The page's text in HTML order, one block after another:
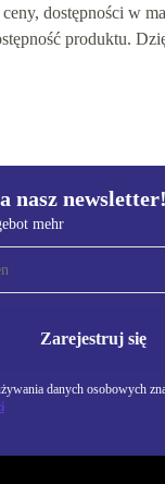
dostępności w
produktu.
nasz newsletter!
mehr
Zarejestruj się
danych osobowych
Informacje na temat
Polityce prywatności